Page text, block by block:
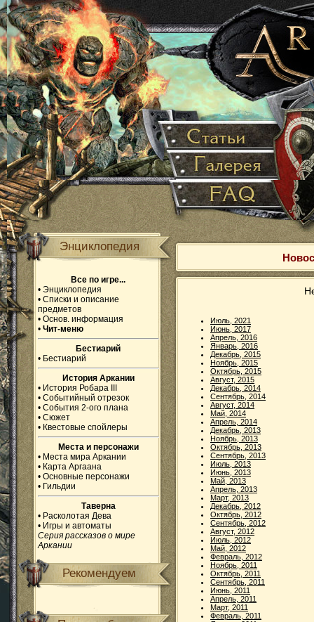
Энциклопедия
Все по игре...
• Энциклопедия
• Списки и описание
предметов
• Основ. информация
• Чит-меню
Бестиарий
• Бестиарий
История Аркании
• История Робара III
• Событийный отрезок
• События 2-ого плана
• Сюжет
• Квестовые спойлеры
Места и персонажи
• Места мира Аркании
• Карта Аргаана
• Основные персонажи
• Гильдии
Таверна
• Расколотая Дева
• Игры и автоматы
Серия рассказов о мире
Аркании
Рекомендуем
Июль, 2021
Июнь, 2017
Апрель, 2016
Январь, 2016
Декабрь, 2015
Ноябрь, 2015
Октябрь, 2015
Август, 2015
Декабрь, 2014
Сентябрь, 2014
Август, 2014
Май, 2014
Апрель, 2014
Декабрь, 2013
Ноябрь, 2013
Октябрь, 2013
Сентябрь, 2013
Июль, 2013
Июнь, 2013
Май, 2013
Апрель, 2013
Март, 2013
Декабрь, 2012
Октябрь, 2012
Сентябрь, 2012
Август, 2012
Июль, 2012
Май, 2012
Февраль, 2012
Ноябрь, 2011
Октябрь, 2011
Сентябрь, 2011
Июнь, 2011
Апрель, 2011
Март, 2011
Февраль, 2011